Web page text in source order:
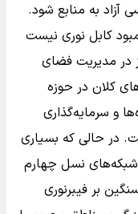
آزاد به منابع شود.
کابل نوری نیست
در مدیریت فضای
کلان در حوزه
و سرمایه‌گذاری
در حالی که بسیاری
نسل چهارم
بر فیبرنوری